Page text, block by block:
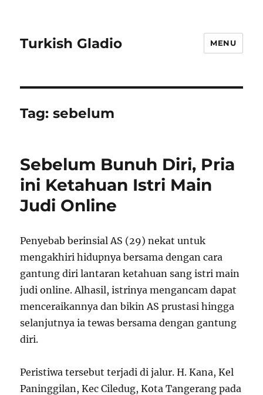
Turkish Gladio MENU
Tag:sebelum
Sebelum Bunuh Diri, Pria
ini Ketahuan Istri Main
Judi Online
Penyebab berinsial AS (29) nekat untuk
mengakhiri hidupnya bersama dengan cara
gantung diri lantaran ketahuan sang istri main
judi online. Alhasil, istrinya mengancam dapat
menceraikannya dan bikin AS prustasi hingga
selanjutnya ia tewas bersama dengan gantung
diri.
Peristiwa tersebut terjadi di jalur. H. Kana, Kel
Paninggilan, Kec Ciledug, Kota Tangerang pada